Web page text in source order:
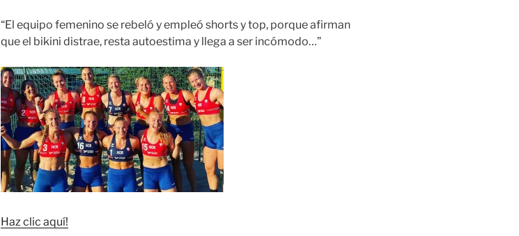
“El equipo femenino se rebeló y empleó shorts y top, porque afirman
que el bikini distrae, resta autoestima y llega a ser incómodo…”
Haz clic aquí!